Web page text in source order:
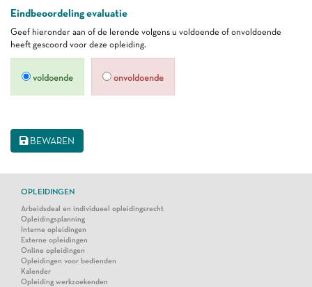
Eindbeoordeling evaluatie
Geef hieronder aan of de lerende volgens u voldoende of onvoldoende
heeft gescoord voor deze opleiding.
voldoende onvoldoende
BEWAREN
OPLEIDINGEN
Arbeidsdeal en individueel opleidingsrecht
Opleidingsplanning
Interne opleidingen
Externe opleidingen
Online opleidingen
Opleidingen voor bedienden
Kalender
Opleiding werkzoekenden